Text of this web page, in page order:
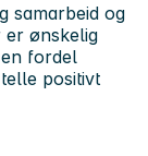
samarbeid og
er ønskelig
fordel
positivt